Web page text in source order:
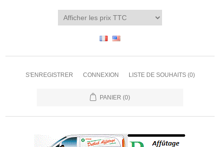
S'ENREGISTRER CONNEXION LISTE DE SOUHAITS (0)
PANIER (0)